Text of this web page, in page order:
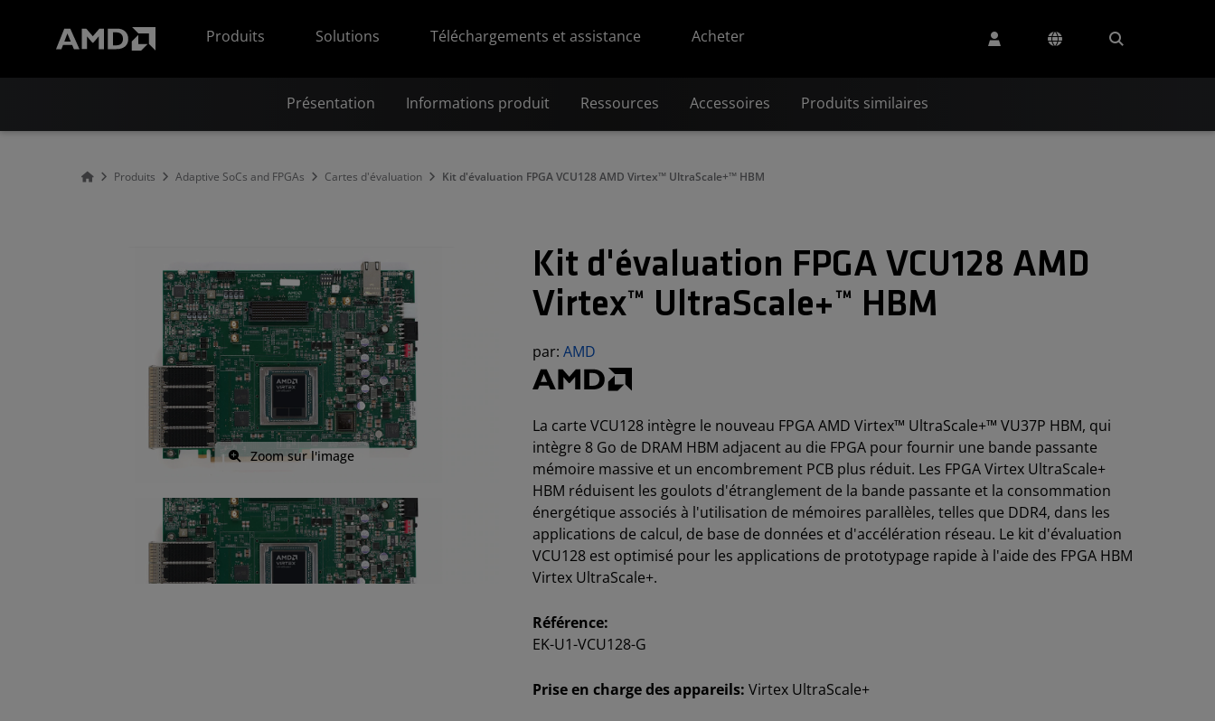
Produits
Solutions Téléchargements et assistance Acheter
Présentation Informations produit Ressources Accessoires Produits similaires
Produits Adaptive SoCs and FPGAs Cartes d'évaluation Kit d'évaluation FPGA VCU128 AMD Virtex™ UltraScale+™ HBM
Zoom sur l'image
Kit d'évaluation FPGA VCU128 AMD
Virtex™ UltraScale+™ HBM
par:AMD
La carte VCU128 intègre le nouveau FPGA AMD Virtex™ UltraScale+™ VU37P HBM, qui
intègre 8 Go de DRAM HBM adjacent au die FPGA pour fournir une bande passante
mémoire massive et un encombrement PCB plus réduit. Les FPGA Virtex UltraScale+
HBM réduisent les goulots d'étranglement de la bande passante et la consommation
énergétique associés à l'utilisation de mémoires parallèles, telles que DDR4, dans les
applications de calcul, de base de données et d'accélération réseau. Le kit d'évaluation
VCU128 est optimisé pour les applications de prototypage rapide à l'aide des FPGA HBM
Virtex UltraScale+.
Référence:
EK-U1-VCU128-G
Prise en charge des appareils:Virtex UltraScale+